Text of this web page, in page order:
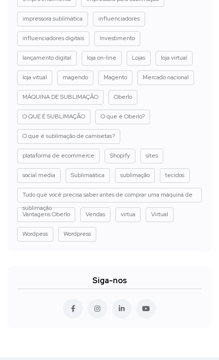
impressora sublimática influenciadores
influenciadores digitais Investimento
lançamento digital loja on-line Lojas loja virtual
loja vitual magendo Magento Mercado nacional
MÁQUINA DE SUBLIMAÇÃO Oberlo
O QUE É SUBLIMAÇÃO O que é Oberlo?
O que é sublimação de camisetas?
plataforma de ecommerce Shopify sites
social media Sublimaática sublimação tecidos
Tudo que você precisa saber antes de comprar uma máquina de
sublimação
Vantagens Oberlo
Vendas virtua Virtual
Wordpess Wordpress
Siga-nos